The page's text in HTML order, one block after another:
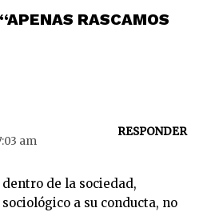
RASCAMOS
am
RESPONDER
de la sociedad,
a su conducta, no